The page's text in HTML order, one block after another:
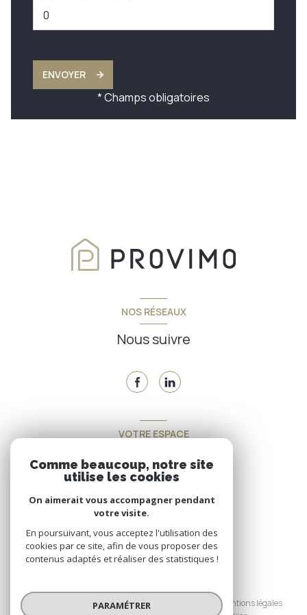
ENVOYER
* Champs obligatoires
NOS RÉSEAUX
Nous suivre
VOTRE ESPACE
Espace propriétaire
SE CONNECTER
Nos honoraires
Nos partenaires
Mentions légales
Comme beaucoup, notre site
utilise les cookies
On aimerait vous accompagner pendant
votre visite.
En poursuivant, vous acceptez l'utilisation des
cookies par ce site, afin de vous proposer des
contenus adaptés et réaliser des statistiques !
PARAMÉTRER